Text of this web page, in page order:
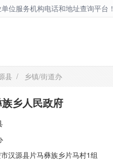
位服务机构电话和地址查询平台！
县/ 乡镇/街道办
乡人民政府
汉源县片马彝族乡片马村1组